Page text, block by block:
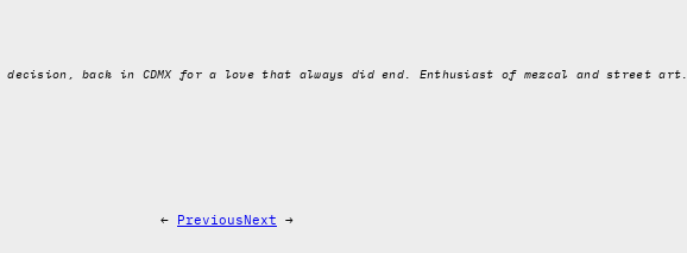
decision, back in CDMX for a love that always did end. Enthusiast of mezcal and street art.
← PreviousNext →